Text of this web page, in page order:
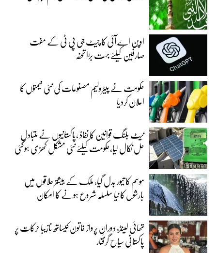
اوپن اے آئی کا چیٹ جی پی ٹی کے مفت
صارفین کیلئے بہت بڑا تحفہ
حکومت نے پیٹرولیم مصنوعات کی نئی قیمتوں کا
اعلان کردیا
نیٹ بلنگ قوانین کا نفاذ ،پاکستانیوں نے متبادل
حل نکال لیا،حکومت کیلئے نئی مشکل کھڑی ہوگئی
موسم کا تیور بدل گیا، ملک کے بیشتر علاقوں میں
بارشوں کا نیا سلسلہ شروع ہونے کا امکان
تھائی لینڈ؛ دورانِ پرواز خاتون کیساتھ نازیبا حرکات پر
پاکستانی سیاح گرفتار